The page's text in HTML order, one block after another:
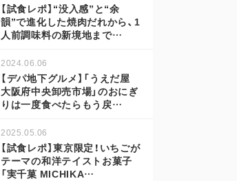
【試食レポ】“没入感”と“余
韻”で進化した焼肉だれから、1
人前調味料の新境地まで…
2024.06.06
【デパ地下グルメ】「うえだ屋
大阪府中央卸売市場」のおにぎ
りは一度食べたらもう戻…
2025.05.06
【試食レポ】東京限定！いちごが
テーマの和洋テイストお菓子
「実千菓 MICHIKA…